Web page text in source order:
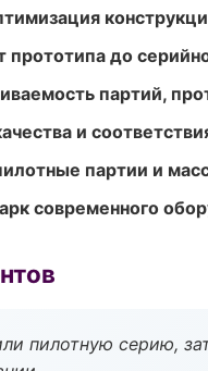
прототипа до
партий,
и
партии и
современного
пилотную серию,